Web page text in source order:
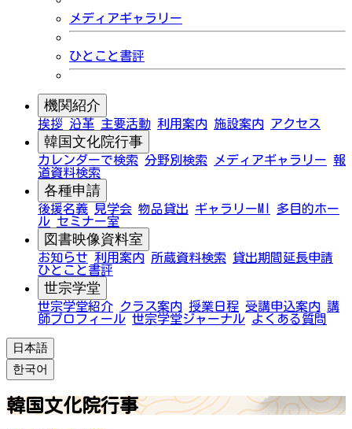
メディアギャラリー
ひとこと書評
機関紹介
挨拶 沿革 主要活動 利用案内 施設案内 アクセス
韓国文化院行事
カレンダーで検索 分野別検索 メディアギャラリー 報
道資料検索
各種申請
後援名義 見学会 物品貸出 ギャラリーMI
多目的ホー
ル セミナー室
図書映像資料室
お知らせ 利用案内 所蔵資料検索
貸出期間延長申請
ひとこと書評
世宗学堂
世宗学堂紹介 クラス案内 授業日程 受講申込案内 講
師プロフィール 世宗学堂ジャーナル よくある質問
日本語
한국어
韓国文化院行事